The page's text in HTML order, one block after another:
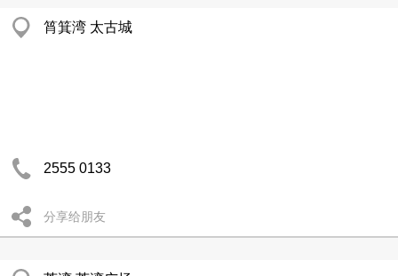
筲箕湾 太古城
2555 0133
分享给朋友